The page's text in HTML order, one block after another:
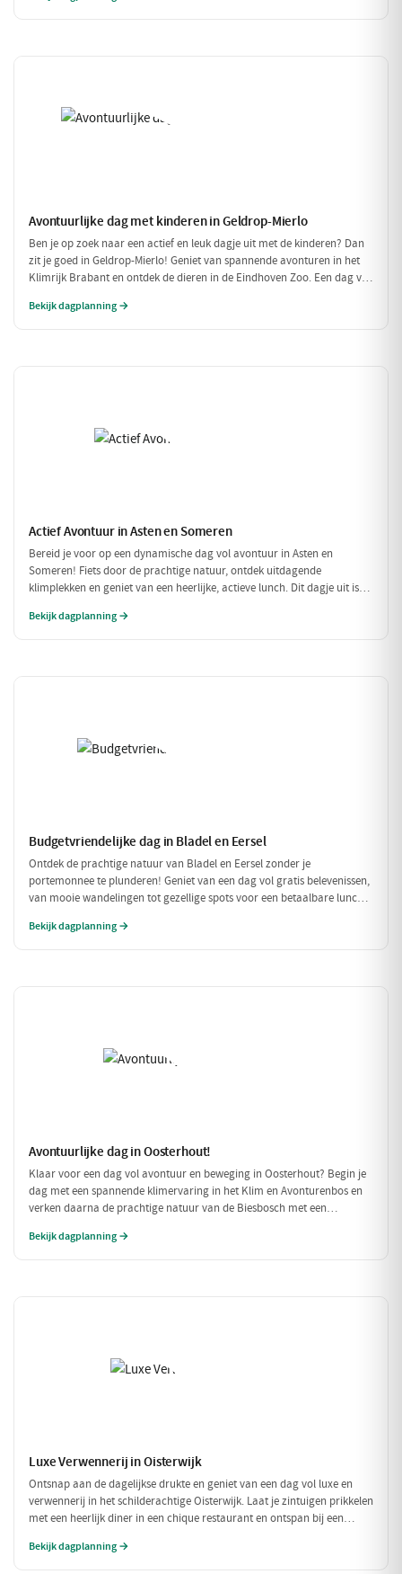
Avontuurlijke dag met kinderen in Geldrop-Mierlo
Ben je op zoek naar een actief en leuk dagje uit met de kinderen? Dan
zit je goed in Geldrop-Mierlo! Geniet van spannende avonturen in het
Klimrijk Brabant en ontdek de dieren in de Eindhoven Zoo. Een dag vol
Bekijk dagplanning →
Actief Avontuur in Asten en Someren
Bereid je voor op een dynamische dag vol avontuur in Asten en
Someren! Fiets door de prachtige natuur, ontdek uitdagende
klimplekken en geniet van een heerlijke, actieve lunch. Dit dagje uit is
Bekijk dagplanning →
Budgetvriendelijke dag in Bladel en Eersel
Ontdek de prachtige natuur van Bladel en Eersel zonder je
portemonnee te plunderen! Geniet van een dag vol gratis belevenissen,
van mooie wandelingen tot gezellige spots voor een betaalbare lunch.
zonder dat je veel hoeft uit te geven.
Bekijk dagplanning →
Avontuurlijke dag in Oosterhout!
Klaar voor een dag vol avontuur en beweging in Oosterhout? Begin je
dag met een spannende klimervaring in het Klim en Avonturenbos en
verken daarna de prachtige natuur van de Biesbosch met een
Natuurpoortcafé BOS & Co, waar je energie krijgt voor de volgende
Bekijk dagplanning →
Luxe Verwennerij in Oisterwijk
Ontsnap aan de dagelijkse drukte en geniet van een dag vol luxe en
verwennerij in het schilderachtige Oisterwijk. Laat je zintuigen prikkelen
met een heerlijk diner in een chique restaurant en ontspan bij een
in de watten te leggen.
Bekijk dagplanning →